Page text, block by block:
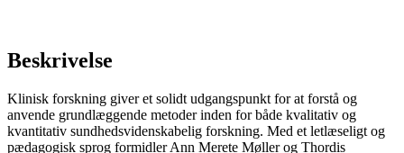
Beskrivelse
Klinisk forskning giver et solidt udgangspunkt for at forstå og
anvende grundlæggende metoder inden for både kvalitativ og
kvantitativ sundhedsvidenskabelig forskning. Med et letlæseligt og
pædagogisk sprog formidler Ann Merete Møller og Thordis